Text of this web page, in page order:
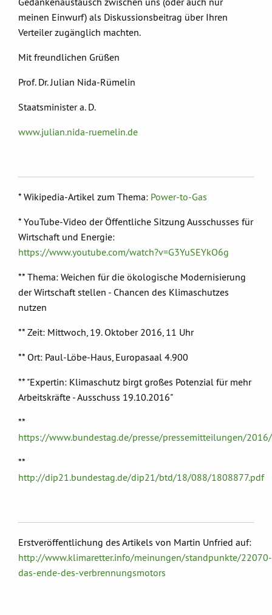
meinen Einwurf) als Diskussionsbeitrag über Ihren
Verteiler zugänglich machten.
Mit freundlichen Grüßen
Prof. Dr. Julian Nida-Rümelin
Staatsminister a. D.
www.julian.nida-ruemelin.de
* Wikipedia-Artikel zum Thema: Power-to-Gas
* YouTube-Video der Öffentliche Sitzung Ausschusses für
Wirtschaft und Energie:
https://www.youtube.com/watch?v=G3YuSEYkO6g
** Thema: Weichen für die ökologische Modernisierung
der Wirtschaft stellen - Chancen des Klimaschutzes
nutzen
** Zeit: Mittwoch, 19. Oktober 2016, 11 Uhr
** Ort: Paul-Löbe-Haus, Europasaal 4.900
** "Expertin: Klimaschutz birgt großes Potenzial für mehr
Arbeitskräfte - Ausschuss 19.10.2016"
**
https://www.bundestag.de/presse/pressemitteilungen/
**
http://dip21.bundestag.de/dip21/btd/18/088/1808877.pdf
Erstveröffentlichung des Artikels von Martin Unfried auf:
http://www.klimaretter.info/meinungen/standpunkte/22070-
das-ende-des-verbrennungsmotors